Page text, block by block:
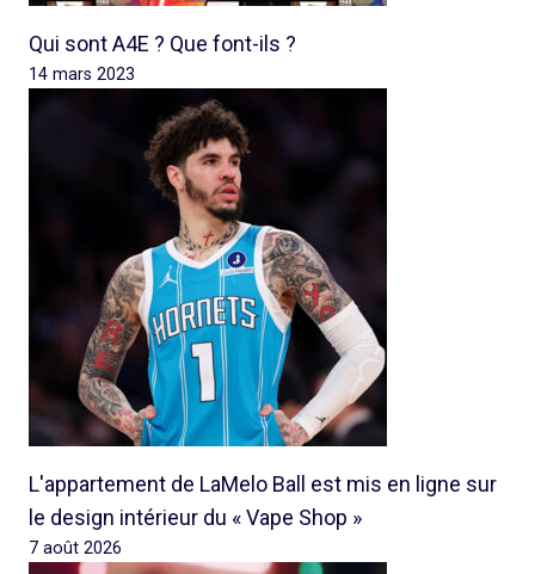
Qui sont A4E ? Que font-ils ?
14 mars 2023
L'appartement de LaMelo Ball est mis en ligne sur
le design intérieur du « Vape Shop »
7 août 2026